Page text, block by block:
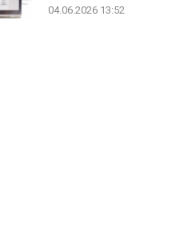
04.06.2026 13:52